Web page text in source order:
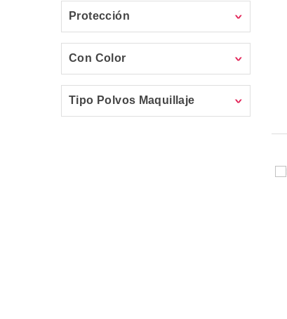
Protección
Con Color
Tipo Polvos Maquillaje